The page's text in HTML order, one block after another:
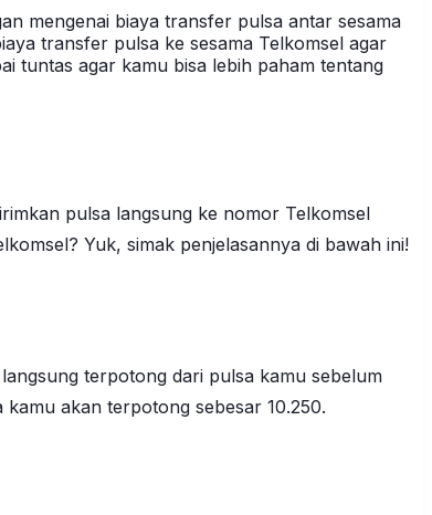
mengenai biaya transfer pulsa antar sesama
transfer pulsa ke sesama Telkomsel agar
tuntas agar kamu bisa lebih paham tentang
pulsa langsung ke nomor Telkomsel
Yuk, simak penjelasannya di bawah ini!
terpotong dari pulsa kamu sebelum
akan terpotong sebesar 10.250.